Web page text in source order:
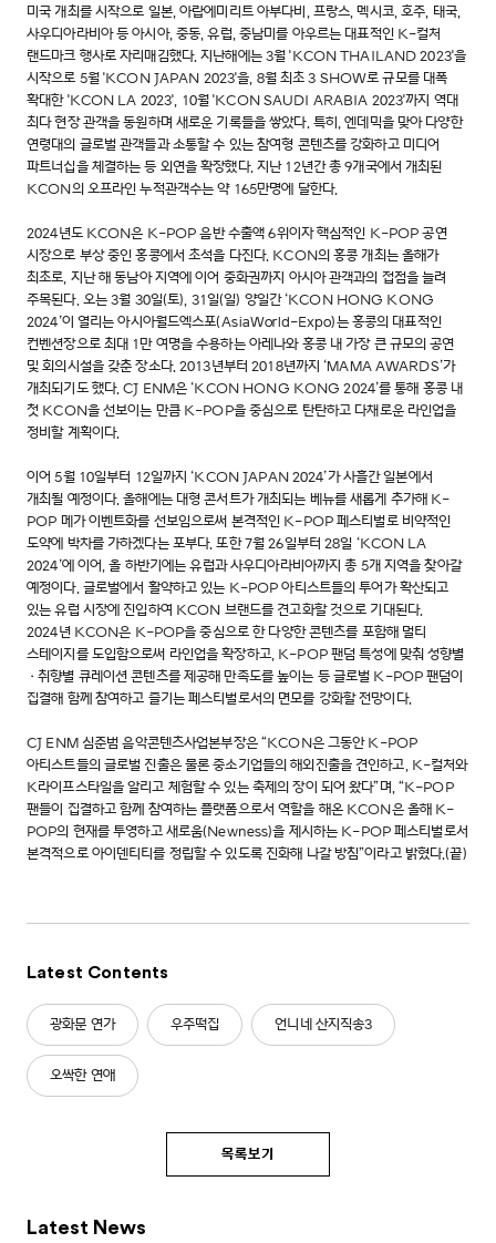
미국 개최를 시작으로 일본, 아랍에미리트 아부다비, 프랑스, 멕시코, 호주, 태국,
사우디아라비아 등 아시아, 중동, 유럽, 중남미를 아우르는 대표적인 K-컬처
랜드마크 행사로 자리매김했다. 지난해에는 3월 'KCON THAILAND 2023'을
시작으로 5월 'KCON JAPAN 2023'을, 8월 최초 3 SHOW로 규모를 대폭
확대한 'KCON LA 2023', 10월 'KCON SAUDI ARABIA 2023'까지 역대
최다 현장 관객을 동원하며 새로운 기록들을 쌓았다. 특히, 엔데믹을 맞아 다양한
연령대의 글로벌 관객들과 소통할 수 있는 참여형 콘텐츠를 강화하고 미디어
파트너십을 체결하는 등 외연을 확장했다. 지난 12년간 총 9개국에서 개최된
KCON의 오프라인 누적관객수는 약 165만명에 달한다.
2024년도 KCON은 K-POP 음반 수출액 6위이자 핵심적인 K-POP 공연
시장으로 부상 중인 홍콩에서 초석을 다진다. KCON의 홍콩 개최는 올해가
최초로, 지난 해 동남아 지역에 이어 중화권까지 아시아 관객과의 접점을 늘려
주목된다. 오는 3월 30일(토), 31일(일) 양일간 ‘KCON HONG KONG
2024’이 열리는 아시아월드엑스포(AsiaWorld-Expo)는 홍콩의 대표적인
컨벤션장으로 최대 1만 여명을 수용하는 아레나와 홍콩 내 가장 큰 규모의 공연
및 회의시설을 갖춘 장소다. 2013년부터 2018년까지 ‘MAMA AWARDS’가
개최되기도 했다. CJ ENM은 ‘KCON HONG KONG 2024’를 통해 홍콩 내
첫 KCON을 선보이는 만큼 K-POP을 중심으로 탄탄하고 다채로운 라인업을
정비할 계획이다.
이어 5월 10일부터 12일까지 ‘KCON JAPAN 2024’가 사흘간 일본에서
개최될 예정이다. 올해에는 대형 콘서트가 개최되는 베뉴를 새롭게 추가해 K-
POP 메가 이벤트화를 선보임으로써 본격적인 K-POP 페스티벌로 비약적인
도약에 박차를 가하겠다는 포부다. 또한 7월 26일부터 28일 ‘KCON LA
2024’에 이어, 올 하반기에는 유럽과 사우디아라비아까지 총 5개 지역을 찾아갈
예정이다. 글로벌에서 활약하고 있는 K-POP 아티스트들의 투어가 확산되고
있는 유럽 시장에 진입하여 KCON 브랜드를 견고화할 것으로 기대된다.
2024년 KCON은 K-POP을 중심으로 한 다양한 콘텐츠를 포함해 멀티
스테이지를 도입함으로써 라인업을 확장하고, K-POP 팬덤 특성에 맞춰 성향별
•취향별 큐레이션 콘텐츠를 제공해 만족도를 높이는 등 글로벌 K-POP 팬덤이
집결해 함께 참여하고 즐기는 페스티벌로서의 면모를 강화할 전망이다.
CJ ENM 심준범 음악콘텐츠사업본부장은 “KCON은 그동안 K-POP
아티스트들의 글로벌 진출은 물론 중소기업들의 해외진출을 견인하고, K-컬처와
K라이프스타일을 알리고 체험할 수 있는 축제의 장이 되어 왔다”며, “K-POP
팬들이 집결하고 함께 참여하는 플랫폼으로서 역할을 해온 KCON은 올해 K-
POP의 현재를 투영하고 새로움(Newness)을 제시하는 K-POP 페스티벌로서
본격적으로 아이덴티티를 정립할 수 있도록 진화해 나갈 방침”이라고 밝혔다.(끝)
Latest Contents
광화문 연가 우주떡집 언니네 산지직송3
오싹한 연애
목록보기
Latest News